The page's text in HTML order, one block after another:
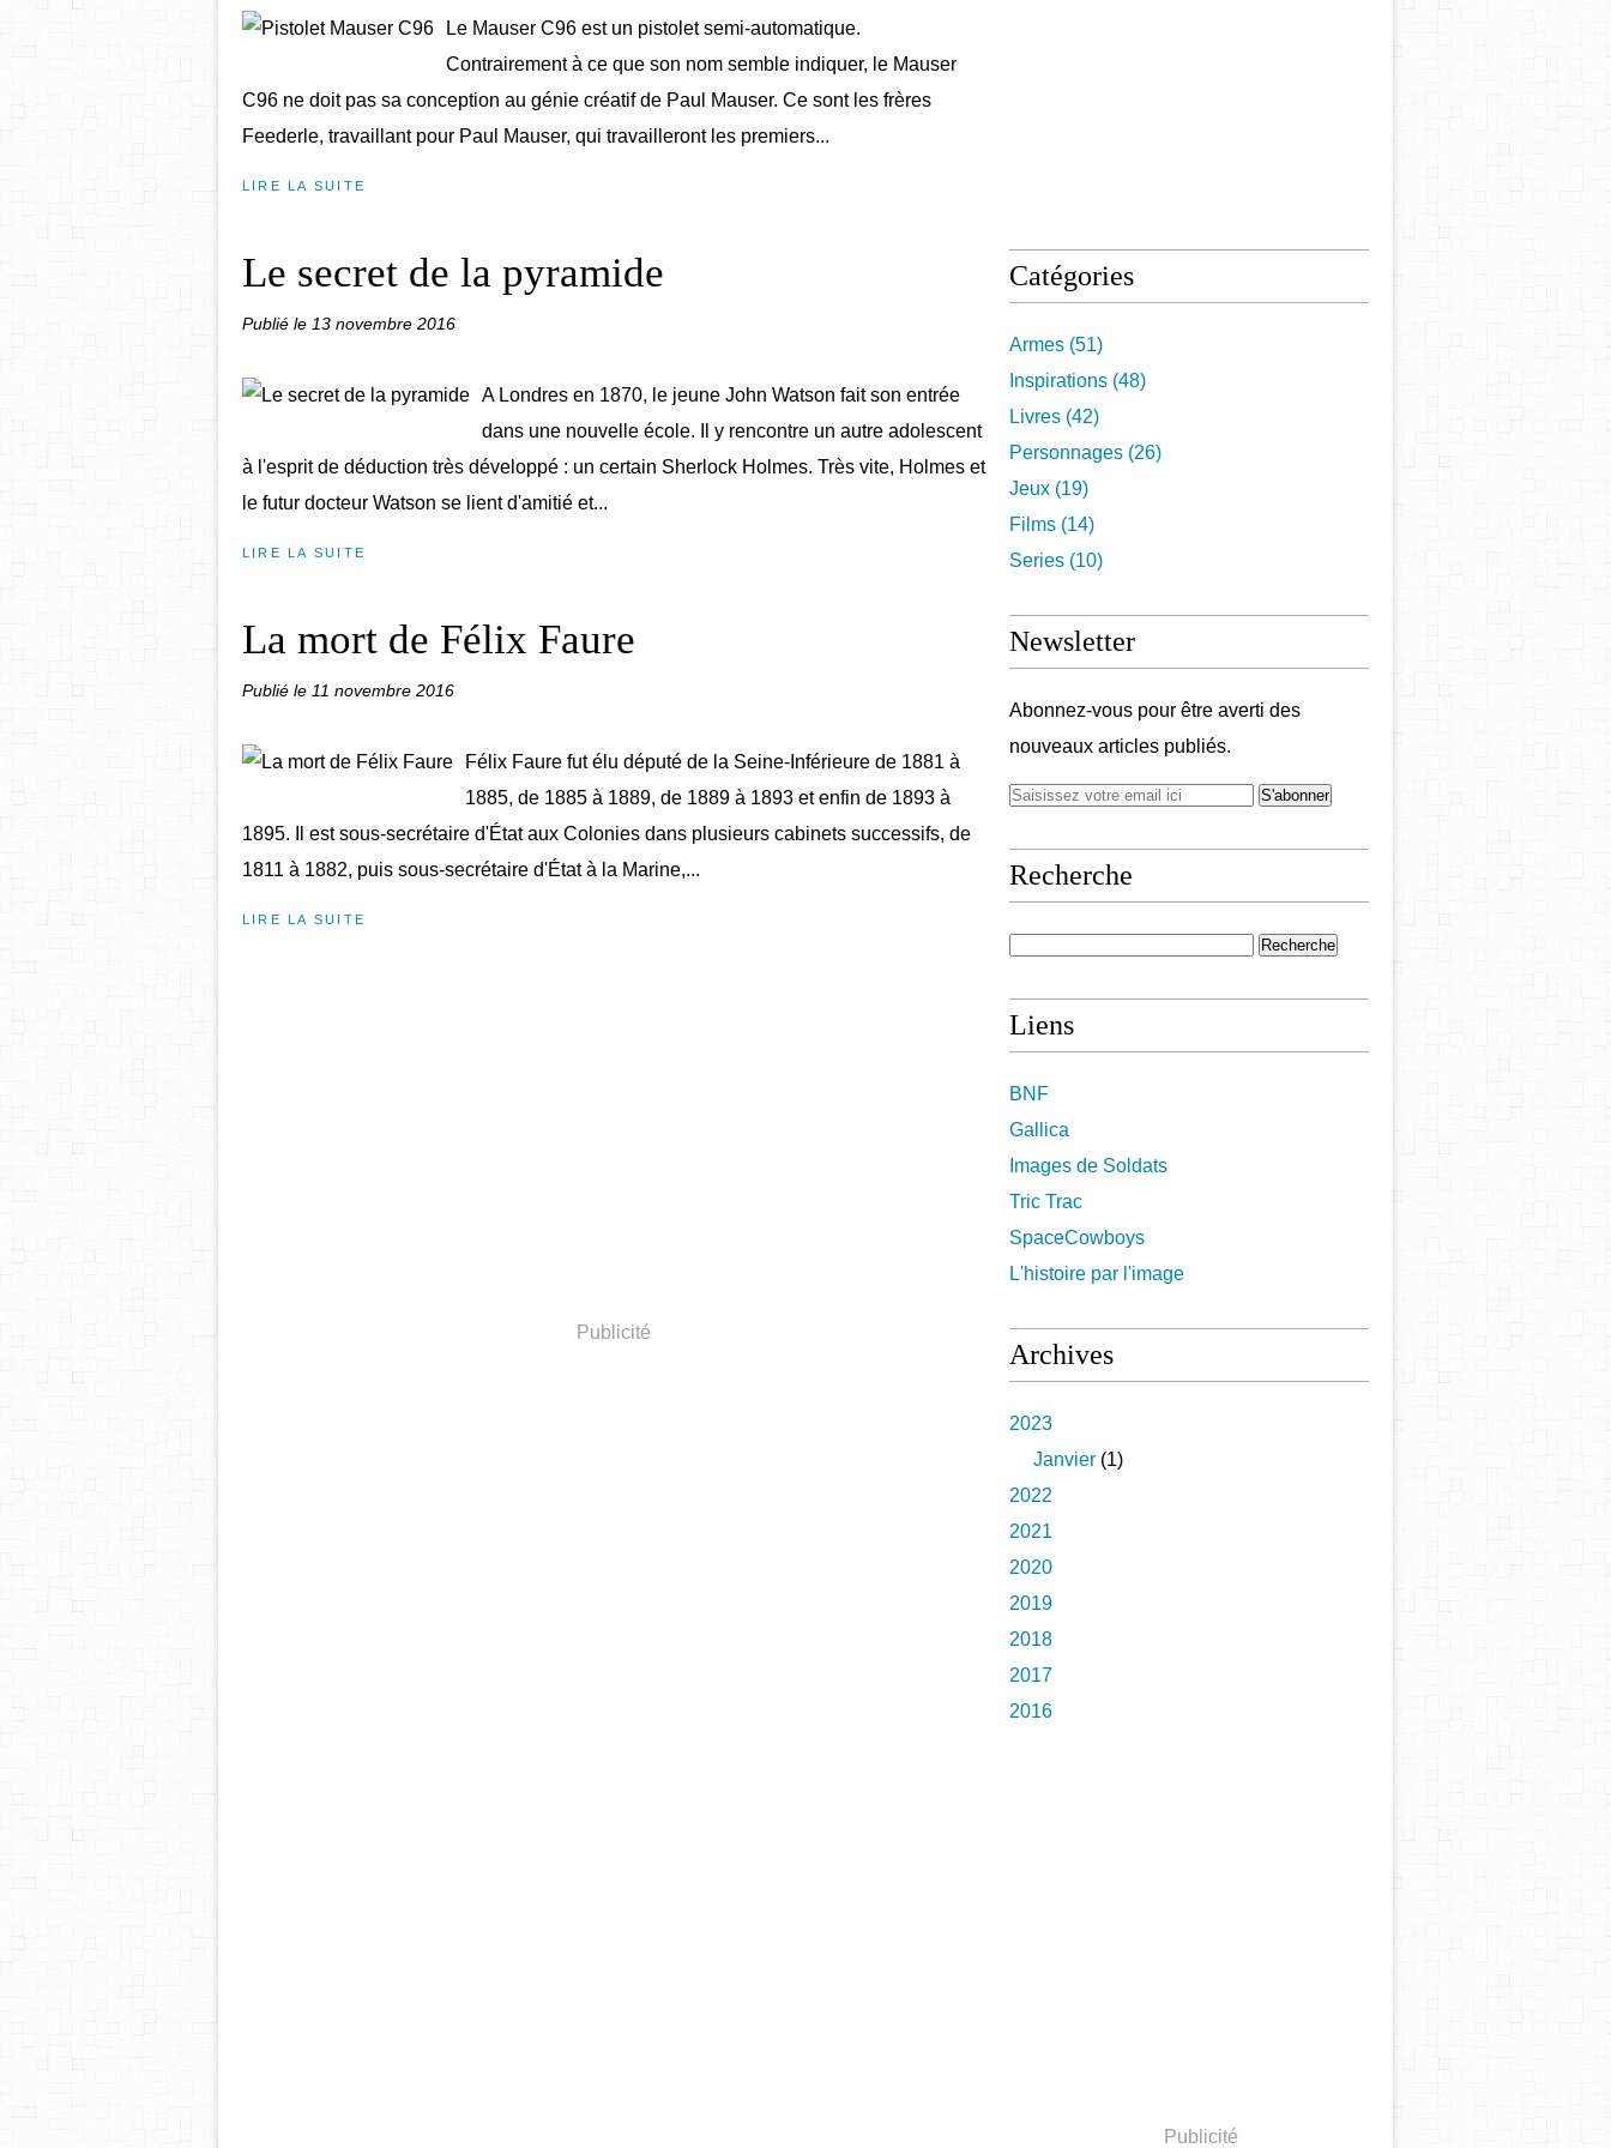
Le Mauser C96 est un pistolet semi-automatique.
Contrairement à ce que son nom semble indiquer, le Mauser
C96 ne doit pas sa conception au génie créatif de Paul Mauser. Ce sont les frères
Feederle, travaillant pour Paul Mauser, qui travailleront les premiers...
LIRE LA SUITE
Le secret de la pyramide
Publié le 13 novembre 2016
A Londres en 1870, le jeune John Watson fait son entrée
dans une nouvelle école. Il y rencontre un autre adolescent
à l'esprit de déduction très développé : un certain Sherlock Holmes. Très vite, Holmes et
le futur docteur Watson se lient d'amitié et...
LIRE LA SUITE
La mort de Félix Faure
Publié le 11 novembre 2016
Félix Faure fut élu député de la Seine-Inférieure de 1881 à
1885, de 1885 à 1889, de 1889 à 1893 et enfin de 1893 à
1895. Il est sous-secrétaire d'État aux Colonies dans plusieurs cabinets successifs, de
1811 à 1882, puis sous-secrétaire d'État à la Marine,...
LIRE LA SUITE
Publicité
Catégories
Armes (51)
Inspirations (48)
Livres (42)
Personnages (26)
Jeux (19)
Films (14)
Series (10)
Newsletter
Abonnez-vous pour être averti des
nouveaux articles publiés.
Recherche
Liens
BNF
Gallica
Images de Soldats
Tric Trac
SpaceCowboys
L'histoire par l'image
Archives
2023
Janvier (1)
2022
2021
2020
2019
2018
2017
2016
Publicité